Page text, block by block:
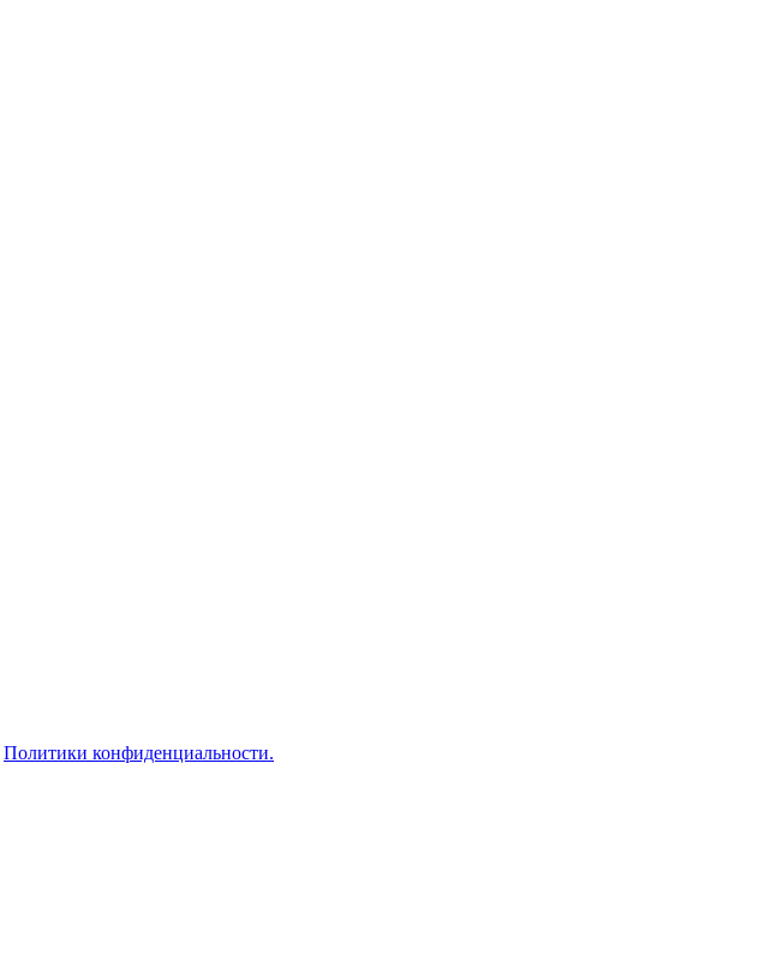
Политики конфиденциальности.